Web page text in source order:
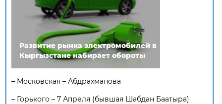
Развитие рынка электромобилей в
Кыргызстане набирает обороты
– Московская – Абдрахманова
– Горького – 7 Апреля (бывшая Шабдан Баатыра)